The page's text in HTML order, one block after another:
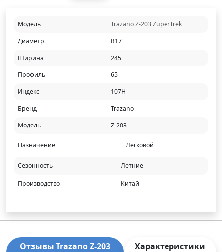
Модель
Trazano Z-203 ZuperTrek
Диаметр
R17
Ширина
245
Профиль
65
Индекс
107H
Бренд
Trazano
Модель
Z-203
Назначение Легковой
Сезонность Летние
Производство Китай
Отзывы Trazano Z-203
Характеристики